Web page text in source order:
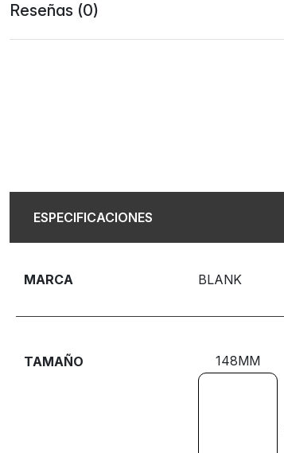
Reseñas (0)
ESPECIFICACIONES
MARCA BLANK
TAMAÑO 148MM